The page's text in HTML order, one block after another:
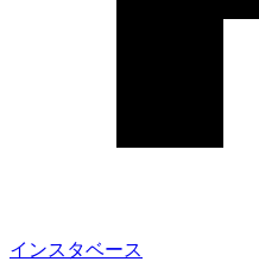
インスタベース